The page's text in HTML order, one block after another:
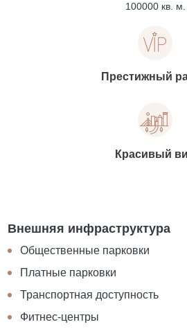
100000 кв. м.
Престижный
Красивый
Внешняя инфраструктура
Общественные парковки
Платные парковки
Транспортная доступность
Фитнес-центры